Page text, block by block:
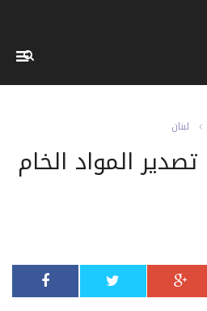
لبنان
المواد الخام